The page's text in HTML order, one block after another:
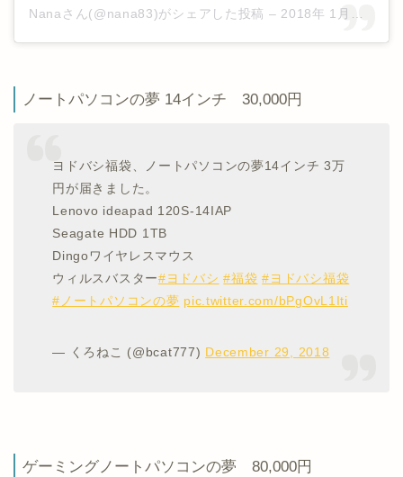
Nanaさん(@nana83)がシェアした投稿 – 2018年 1月月2日午前12時37分PST
ノートパソコンの夢 14インチ 30,000円
ヨドバシ福袋、ノートパソコンの夢14インチ 3万
円が届きました。
Lenovo ideapad 120S-14IAP
Seagate HDD 1TB
Dingoワイヤレスマウス
ウィルスバスター#ヨドバシ #福袋 #ヨドバシ福袋
#ノートパソコンの夢 pic.twitter.com/bPgOvL1Iti
— くろねこ (@bcat777) December 29, 2018
ゲーミングノートパソコンの夢 80,000円